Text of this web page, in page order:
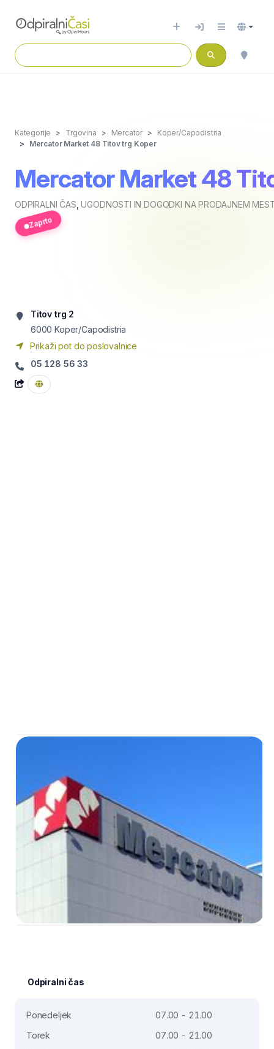
Kategorije Trgovina Mercator
Koper/Capodistria
Mercator Market 48 Titov trg Koper
Mercator Market 48
ODPIRALNI ČAS ,UGODNOSTI IN DOGODKI NA PRODAJNEM
Zaprto
Titov trg 2
6000 Koper/Capodistria
Prikaži pot do poslovalnice
05 128 56 33
Odpiralni čas
Ponedeljek
07.00 - 21.00
Torek
07.00 - 21.00